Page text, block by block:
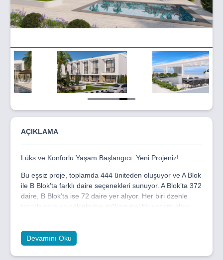
5
of
AÇIKLAMA
Lüks ve Konforlu Yaşam Başlangıcı: Yeni Projeniz!
Bu eşsiz proje, toplamda 444 üniteden oluşuyor ve A Blok
ile B Blok’ta farklı daire seçenekleri sunuyor. A Blok’ta 372
daire, B Blok’ta ise 72 daire yer alıyor. Her biri özenle
tasarlanmış ve sakinlerine mükemmel bir yaşam alanı
için büyük fırsatlar barındırıyor.
Proje fiyatlarına, tüm çatı terasları, BBQ alanları ve mini
Devamını Oku